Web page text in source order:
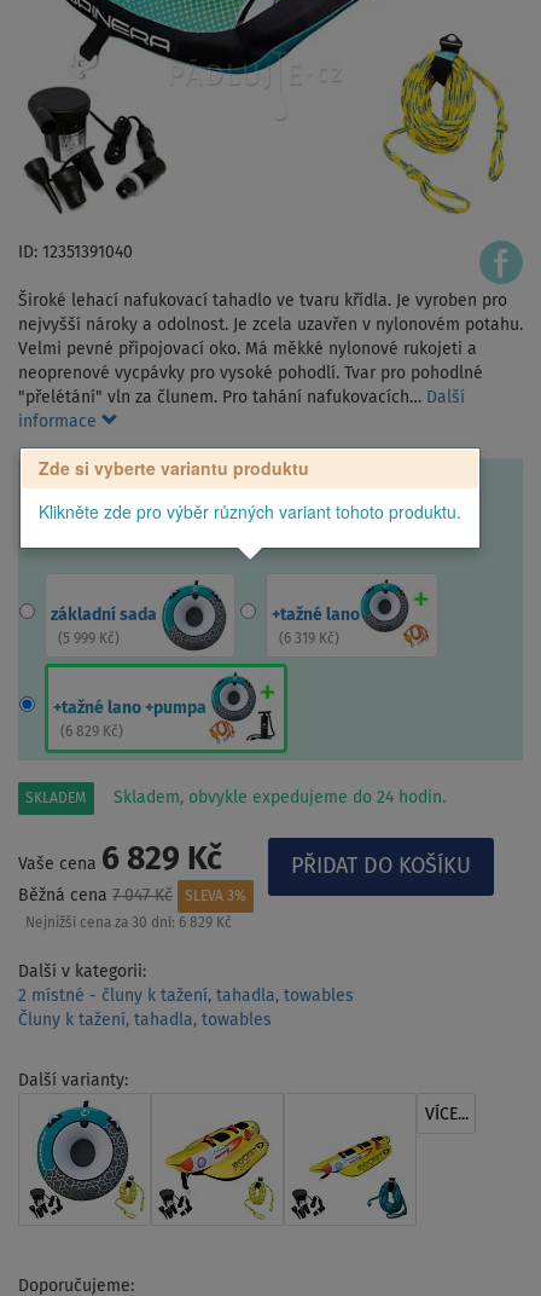
ID: 12351391040
Široké lehací nafukovací tahadlo ve tvaru křídla. Je vyroben pro
nejvyšší nároky a odolnost. Je zcela uzavřen v nylonovém potahu.
Velmi pevné připojovací oko. Má měkké nylonové rukojeti a
neoprenové vycpávky pro vysoké pohodlí. Tvar pro pohodlné
"přelétání" vln za člunem. Pro tahání nafukovacích… Další
informace
Zde si vyberte variantu produktu
Klikněte zde pro výběr různých variant tohoto produktu.
základní sada
(5 999 Kč)
+tažné lano
(6 319 Kč)
+tažné lano +pumpa
(6 829 Kč)
SKLADEM Skladem, obvykle expedujeme do 24 hodin.
Vaše cena 6 829 Kč
Běžná cena 7 047 Kč
SLEVA 3%
Nejnižší cena za 30 dní: 6 829 Kč
Další v kategorii:
2 místné - čluny k tažení, tahadla, towables
Čluny k tažení, tahadla, towables
Další varianty:
VÍCE...
Doporučujeme: